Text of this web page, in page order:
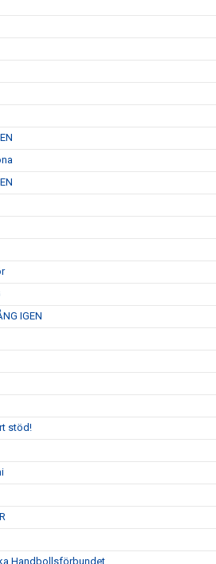
IGEN
stöd!
Handbollsförbundet